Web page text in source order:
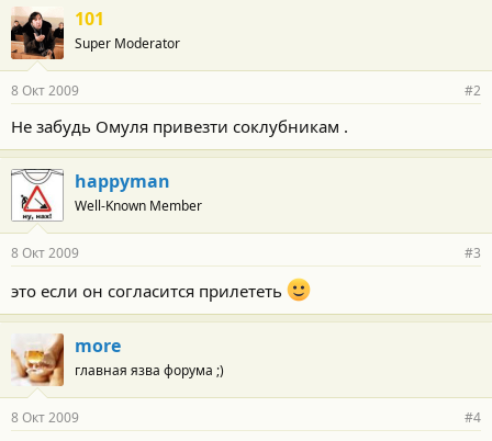
101
Super Moderator
8 Окт 2009 #2
Не забудь Омуля привезти соклубникам .
happyman
Well-Known Member
8 Окт 2009 #3
это если он согласится прилететь
more
главная язва форума ;)
8 Окт 2009 #4